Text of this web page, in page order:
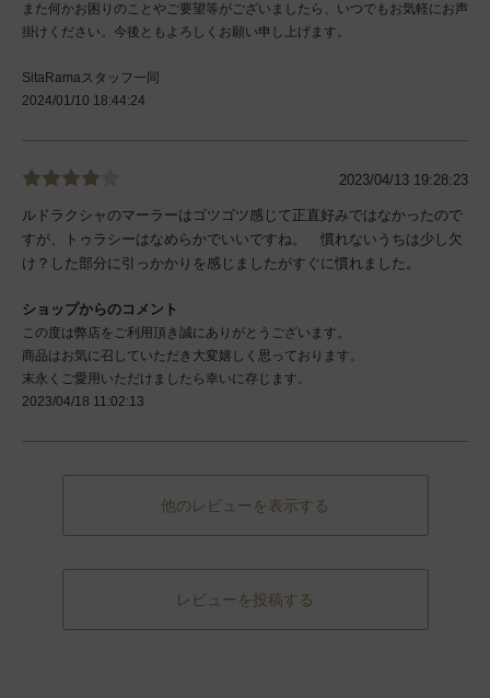
また何かお困りのことやご要望等がございましたら、いつでもお気軽にお声
掛けください。今後ともよろしくお願い申し上げます。
SitaRamaスタッフ一同
2024/01/10 18:44:24
2023/04/13 19:28:23
ルドラクシャのマーラーはゴツゴツ感じて正直好みではなかったので
すが、トゥラシーはなめらかでいいですね。 慣れないうちは少し欠
け？した部分に引っかかりを感じましたがすぐに慣れました。
ショップからのコメント
この度は弊店をご利用頂き誠にありがとうございます。
商品はお気に召していただき大変嬉しく思っております。
末永くご愛用いただけましたら幸いに存じます。
2023/04/18 11:02:13
他のレビューを表示する
レビューを投稿する